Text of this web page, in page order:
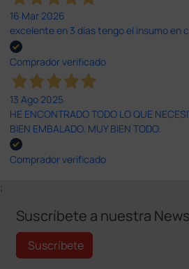
16 Mar 2026
excelente en 3 días tengo el insumo en
Comprador verificado
13 Ago 2025
HE ENCONTRADO TODO LO QUE
BIEN EMBALADO. MUY BIEN TODO.
Comprador verificado
;
Suscríbete a nuestra
Suscríbete